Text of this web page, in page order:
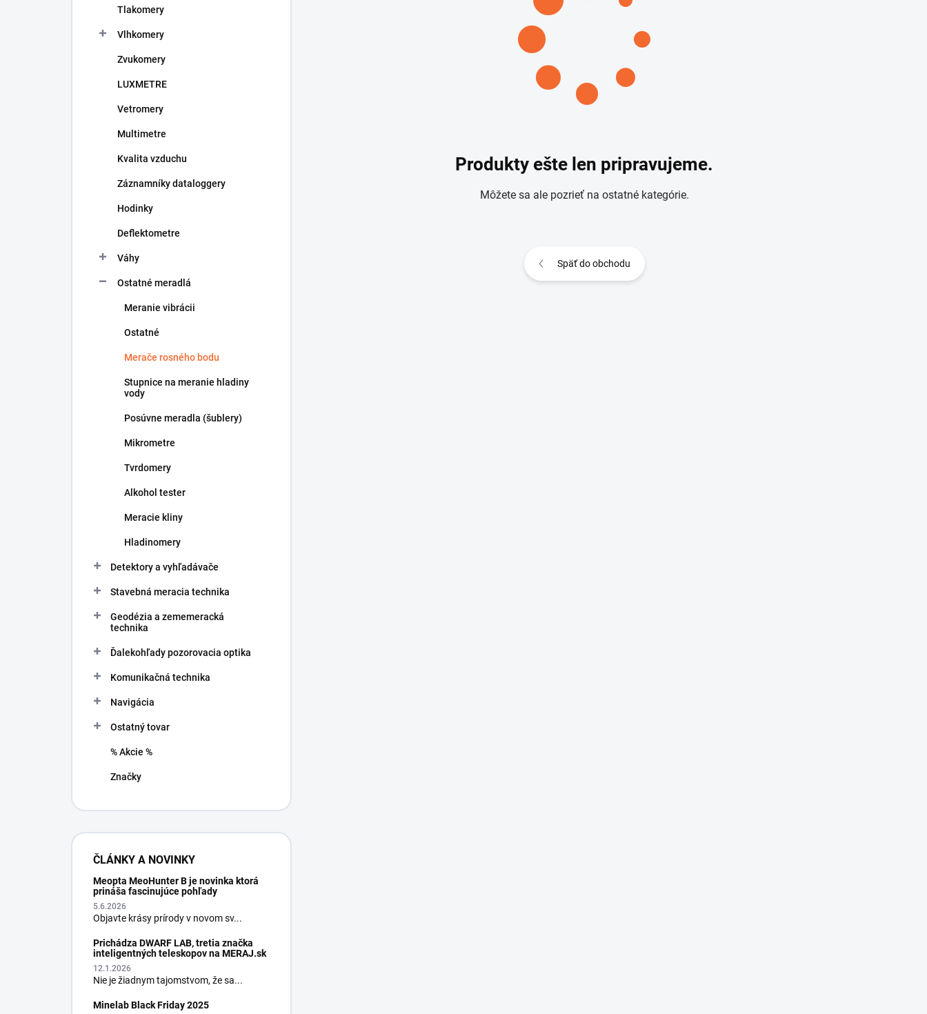
Tlakomery
Vlhkomery
Zvukomery
LUXMETRE
Vetromery
Multimetre
Kvalita vzduchu
Záznamníky dataloggery
Hodinky
Deflektometre
Váhy
Ostatné meradlá
Meranie vibrácii
Ostatné
Merače rosného bodu
Stupnice na meranie hladiny
vody
Posúvne meradla (šublery)
Mikrometre
Tvrdomery
Alkohol tester
Meracie kliny
Hladinomery
Detektory a vyhľadávače
Stavebná meracia technika
Geodézia a zememeracká
technika
Ďalekohľady pozorovacia optika
Komunikačná technika
Navigácia
Ostatný tovar
% Akcie %
Značky
ČLÁNKY A NOVINKY
Meopta MeoHunter B je novinka ktorá
prináša fascinujúce pohľady
5.6.2026
Objavte krásy prírody v novom sv...
Prichádza DWARF LAB, tretia značka
inteligentných teleskopov na MERAJ.sk
12.1.2026
Nie je žiadnym tajomstvom, že sa...
Minelab Black Friday 2025
Produkty ešte len pripravujeme.
Môžete sa ale pozrieť na ostatné kategórie.
Späť do obchodu